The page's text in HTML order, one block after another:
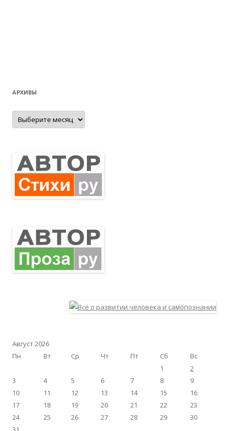
АРХИВЫ
Архивы
Август 2026
Пн
Вт Ср Чт Пт Сб
Вс
1
2
3
4 5 6 7 8
9
10
11 12 13 14 15
16
17
18 19 20 21 22
23
24
25 26 27 28 29
30